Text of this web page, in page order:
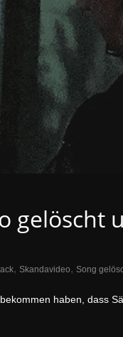
gelöscht
, Skandavideo, Song
haben, dass